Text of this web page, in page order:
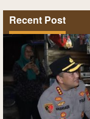
Recent Post